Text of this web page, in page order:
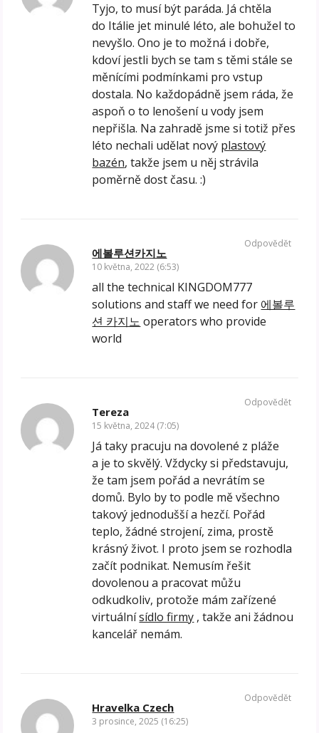
Tyjo, to musí být paráda. Já chtěla
do Itálie jet minulé léto, ale bohužel to
nevyšlo. Ono je to možná i dobře,
kdoví jestli bych se tam s těmi stále se
měnícími podmínkami pro vstup
dostala. No každopádně jsem ráda, že
aspoň o to lenošení u vody jsem
nepřišla. Na zahradě jsme si totiž přes
léto nechali udělat nový plastový
bazén, takže jsem u něj strávila
poměrně dost času. :)
에볼루션카지노
10 května, 2022 (6:53)
all the technical KINGDOM777
solutions and staff we need for 에볼루
션 카지노 operators who provide
world
Odpovědět
Tereza
15 května, 2024 (7:05)
Já taky pracuju na dovolené z pláže
a je to skvělý. Vždycky si představuju,
že tam jsem pořád a nevrátím se
domů. Bylo by to podle mě všechno
takový jednodušší a hezčí. Pořád
teplo, žádné strojení, zima, prostě
krásný život. I proto jsem se rozhodla
začít podnikat. Nemusím řešit
dovolenou a pracovat můžu
odkudkoliv, protože mám zařízené
virtuálnísídlo firmy , takže ani žádnou
kancelář nemám.
Odpovědět
Hravelka Czech
3 prosince, 2025 (16:25)
Odpovědět